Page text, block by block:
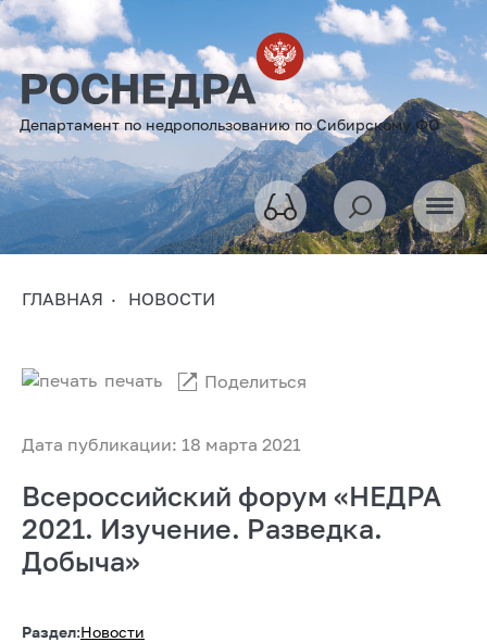
Департамент по недропользованию по Сибирскому ФО
ГЛАВНАЯ НОВОСТИ
Дата публикации: 18 марта 2021
печать Поделиться
Всероссийский форум «НЕДРА
2021. Изучение. Разведка.
Добыча»
Раздел:Новости